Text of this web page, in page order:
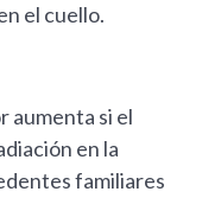
el cuello.
aumenta si el
en la
familiares